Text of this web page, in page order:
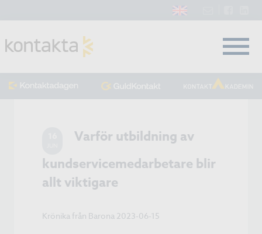
Varför utbildning av
kundservicemedarbetare blir
allt viktigare
Krönika från Barona 2023-06-15